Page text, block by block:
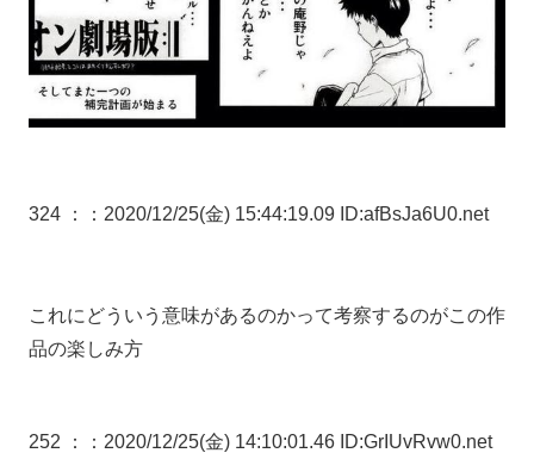
324 ： ：2020/12/25(金) 15:44:19.09 ID:afBsJa6U0.net
これにどういう意味があるのかって考察するのがこの作
品の楽しみ方
252 ： ：2020/12/25(金) 14:10:01.46 ID:GrIUvRvw0.net